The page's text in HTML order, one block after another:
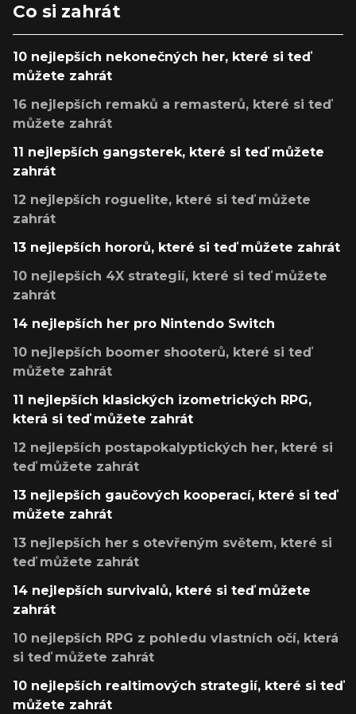
Co si zahrát
10 nejlepších nekonečných her, které si teď
můžete zahrát
16 nejlepších remaků a remasterů, které si teď
můžete zahrát
11 nejlepších gangsterek, které si teď můžete
zahrát
12 nejlepších roguelite, které si teď můžete
zahrát
13 nejlepších hororů, které si teď můžete zahrát
10 nejlepších 4X strategií, které si teď můžete
zahrát
14 nejlepších her pro Nintendo Switch
10 nejlepších boomer shooterů, které si teď
můžete zahrát
11 nejlepších klasických izometrických RPG,
která si teď můžete zahrát
12 nejlepších postapokalyptických her, které si
teď můžete zahrát
13 nejlepších gaučových kooperací, které si teď
můžete zahrát
13 nejlepších her s otevřeným světem, které si
teď můžete zahrát
14 nejlepších survivalů, které si teď můžete
zahrát
10 nejlepších RPG z pohledu vlastních očí, která
si teď můžete zahrát
10 nejlepších realtimových strategií, které si teď
můžete zahrát